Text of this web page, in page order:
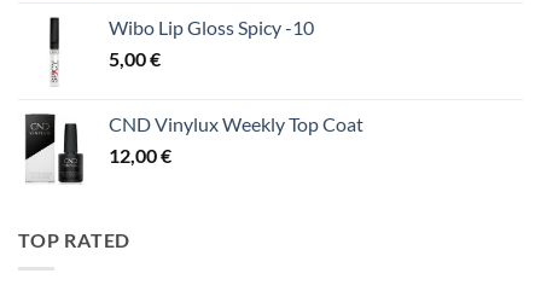
Wibo Lip Gloss Spicy -10
5,00€
CND Vinylux Weekly Top Coat
12,00€
TOP RATED